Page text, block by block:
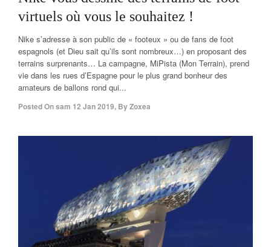
virtuels où vous le souhaitez !
Nike s’adresse à son public de « footeux » ou de fans de foot
espagnols (et Dieu sait qu’ils sont nombreux…) en proposant des
terrains surprenants… La campagne, MiPista (Mon Terrain), prend
vie dans les rues d’Espagne pour le plus grand bonheur des
amateurs de ballons rond qui...
Posted Onsam 12 Jan 2019, ByZoxea